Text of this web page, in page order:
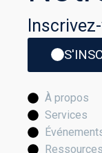
À propos
Services